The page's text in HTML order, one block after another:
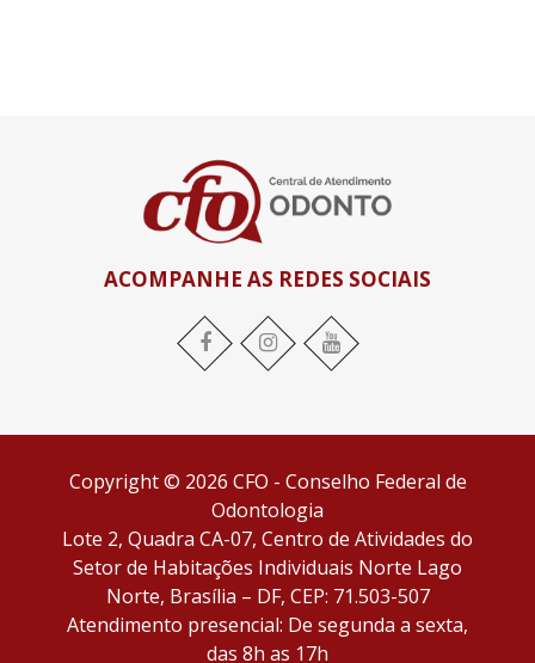
ACOMPANHE AS REDES SOCIAIS
Facebook Instagram YouTube
Copyright © 2026 CFO - Conselho Federal de
Odontologia
Lote 2, Quadra CA-07, Centro de Atividades do
Setor de Habitações Individuais Norte Lago
Norte, Brasília – DF, CEP: 71.503-507
Atendimento presencial: De segunda a sexta,
das 8h as 17h